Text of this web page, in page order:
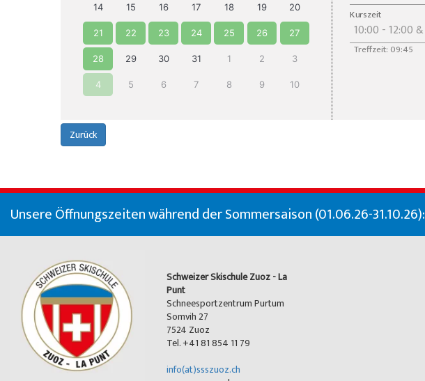
14 15 16 17 18 19 20
21 22 23 24 25 26 27
28 29 30 31 1 2 3
4 5 6 7 8 9 10
Kurszeit
Treffzeit: 09:45
Zurück
Unsere Öffnungszeiten während der Sommersaison (01.06.26-31.10.26):
Schweizer Skischule Zuoz - La
Punt
Schneesportzentrum Purtum
Somvih 27
7524 Zuoz
Tel. +41 81 854 11 79
info(at)ssszuoz.ch